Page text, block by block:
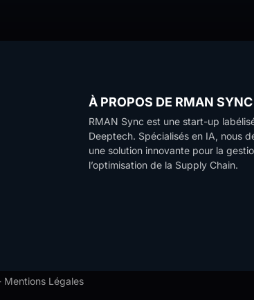
À PROPOS DE RMAN SYNC
RMAN Sync est une start-up
Deeptech. Spécialisés en IA, nous
une solution innovante pour la
l’optimisation de la Supply Chain.
Mentions Légales